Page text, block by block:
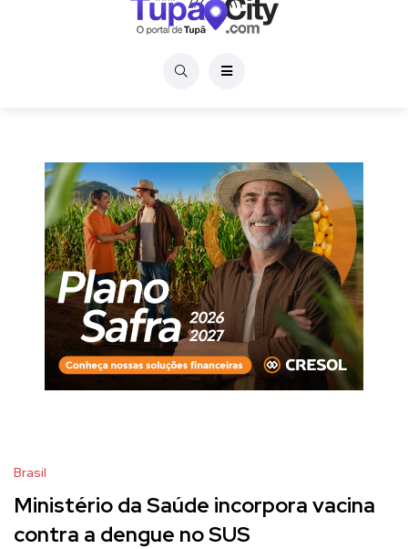
Brasil
Ministério da Saúde incorpora vacina
contra a dengue no SUS